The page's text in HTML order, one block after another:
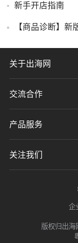
新手开店指南
【商品诊断】
关于出海网
关于我们
加入我们
隐私协议
交流合作
联系我们
意见反馈
产品服务
CHWE全球跨境电商展
关注我们
企
版权归出海